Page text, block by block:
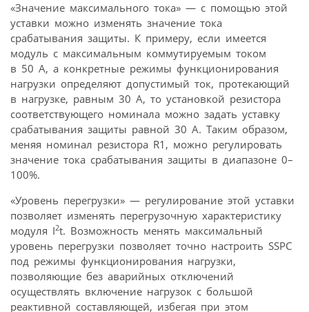
«Значение максимального тока» — с помощью этой
уставки можно изменять значение тока
срабатывания защиты. К примеру, если имеется
модуль с максимальным коммутируемым током
в 50 А, а конкретные режимы функционирования
нагрузки определяют допустимый ток, протекающий
в нагрузке, равным 30 А, то установкой резистора
соответствующего номинала можно задать уставку
срабатывания защиты равной 30 А. Таким образом,
меняя номинал резистора R1, можно регулировать
значение тока срабатывания защиты в диапазоне 0–
100%.
«Уровень перегрузки» — регулирование этой уставки
позволяет изменять перегрузочную характеристику
модуля I2t. Возможность менять максимальный
уровень перегрузки позволяет точно настроить SSPC
под режимы функционирования нагрузки,
позволяющие без аварийных отключений
осуществлять включение нагрузок с большой
реактивной составляющей, избегая при этом